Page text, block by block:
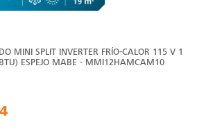
MINI SPLIT INVERTER FRÍO-CALOR 115 V 1
ESPEJO MABE - MMI12HAMCAM10